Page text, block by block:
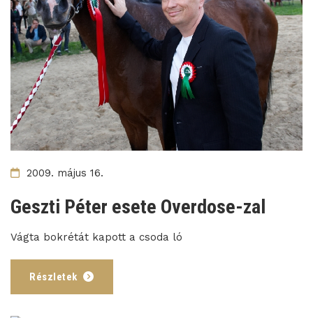
2009. május 16.
Geszti Péter esete Overdose-zal
Vágta bokrétát kapott a csoda ló
Részletek